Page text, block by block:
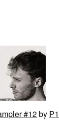
#12by